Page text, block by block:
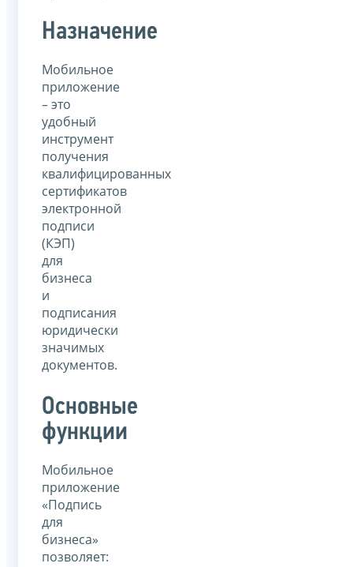
Назначение
Мобильное
приложение
– это
удобный
инструмент
получения
квалифицированных
сертификатов
электронной
подписи
(КЭП)
для
бизнеса
и
подписания
юридически
значимых
документов.
Основные
функции
Мобильное
приложение
«Подпись
для
бизнеса»
позволяет: